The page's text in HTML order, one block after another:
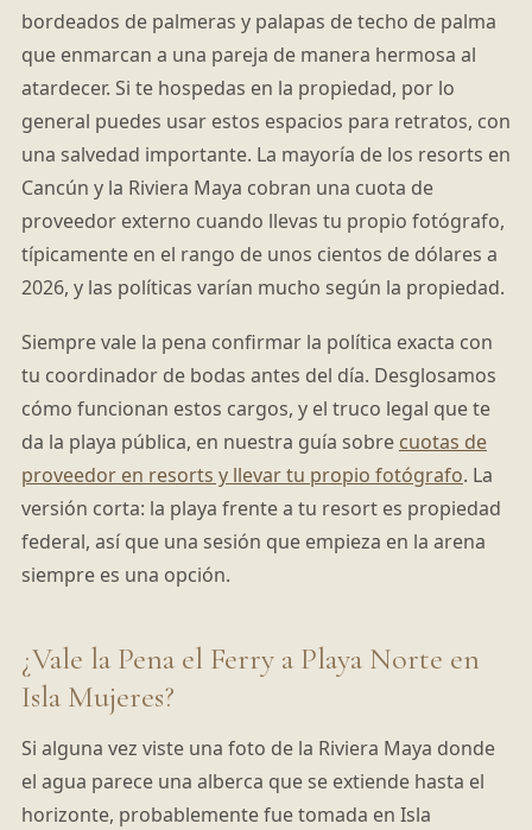
bordeados de palmeras y palapas de techo de palma
que enmarcan a una pareja de manera hermosa al
atardecer. Si te hospedas en la propiedad, por lo
general puedes usar estos espacios para retratos, con
una salvedad importante. La mayoría de los resorts en
Cancún y la Riviera Maya cobran una cuota de
proveedor externo cuando llevas tu propio fotógrafo,
típicamente en el rango de unos cientos de dólares a
2026, y las políticas varían mucho según la propiedad.
Siempre vale la pena confirmar la política exacta con
tu coordinador de bodas antes del día. Desglosamos
cómo funcionan estos cargos, y el truco legal que te
da la playa pública, en nuestra guía sobre cuotas de
proveedor en resorts y llevar tu propio fotógrafo. La
versión corta: la playa frente a tu resort es propiedad
federal, así que una sesión que empieza en la arena
siempre es una opción.
¿Vale la Pena el Ferry a Playa Norte en
Isla Mujeres?
Si alguna vez viste una foto de la Riviera Maya donde
el agua parece una alberca que se extiende hasta el
horizonte, probablemente fue tomada en Isla